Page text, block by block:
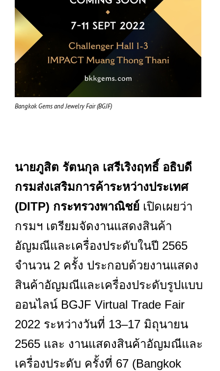
Bangkok Gems and Jewelry Fair (BGJF)
นายภูสิต รัตนกุล เสรีเริงฤทธิ์ อธิบดี
กรมส่งเสริมการค้าระหว่างประเทศ
(DITP) กระทรวงพาณิชย์ เปิดเผยว่า
กรมฯ เตรียมจัดงานแสดงสินค้า
อัญมณีและเครื่องประดับในปี 2565
จำนวน 2 ครั้ง ประกอบด้วยงานแสดง
สินค้าอัญมณีและเครื่องประดับรูปแบบ
ออนไลน์ BGJF Virtual Trade Fair
2022 ระหว่างวันที่ 13–17 มิถุนายน
2565 และ งานแสดงสินค้าอัญมณีและ
เครื่องประดับ ครั้งที่ 67 (Bangkok